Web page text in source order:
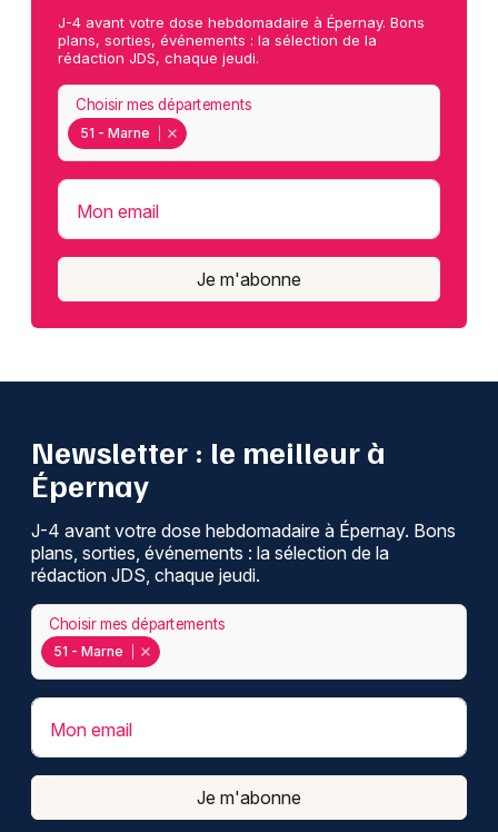
J-4 avant votre dose hebdomadaire à Épernay. Bons
plans, sorties, événements : la sélection de la
rédaction JDS, chaque jeudi.
51 - Marne
Choisir mes départements
Mon email
Je m'abonne
Newsletter : le meilleur à
Épernay
J-4 avant votre dose hebdomadaire à Épernay. Bons
plans, sorties, événements : la sélection de la
rédaction JDS, chaque jeudi.
51 - Marne
Choisir mes départements
Mon email
Je m'abonne